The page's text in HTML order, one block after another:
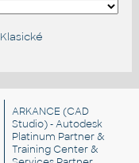
Klasické
ARKANCE (CAD
Studio) - Autodesk
Platinum Partner &
Training Center &